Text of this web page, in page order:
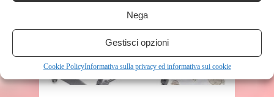
Nega
Gestisci opzioni
Cookie PolicyInformativa sulla privacy ed informativa sui cookie
SHOP